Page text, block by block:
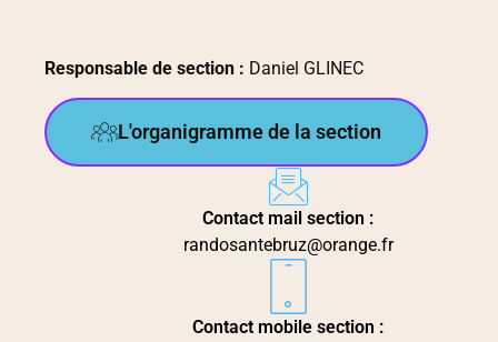
Responsable de section : Daniel GLINEC
L'organigramme de la section
Contact mail section :
randosantebruz@orange.fr
Contact mobile section :